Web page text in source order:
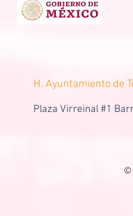
H. Ayuntamiento de
Plaza Virreinal #1
©